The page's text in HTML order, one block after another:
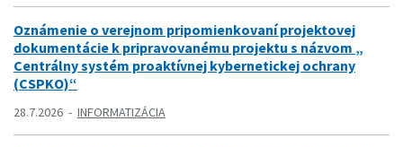
Oznámenie o verejnom pripomienkovaní projektovej
dokumentácie k pripravovanému projektu s názvom „
Centrálny systém proaktívnej kybernetickej ochrany
(CSPKO)“
28.7.2026 INFORMATIZÁCIA